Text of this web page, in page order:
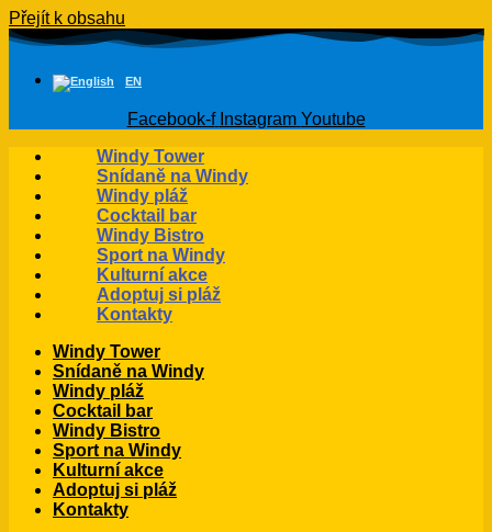
Přejít k obsahu
EN
Facebook-f Instagram Youtube
Windy Tower
Snídaně na Windy
Windy pláž
Cocktail bar
Windy Bistro
Sport na Windy
Kulturní akce
Adoptuj si pláž
Kontakty
Windy Tower
Snídaně na Windy
Windy pláž
Cocktail bar
Windy Bistro
Sport na Windy
Kulturní akce
Adoptuj si pláž
Kontakty